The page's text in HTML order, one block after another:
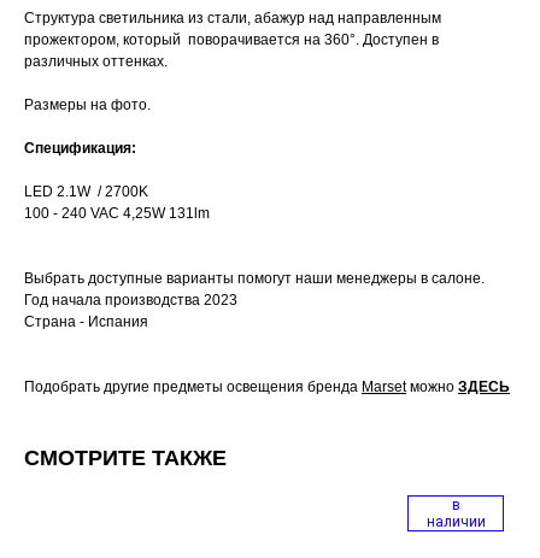
Структура светильника из стали, абажур над направленным
прожектором, который поворачивается на 360°. Доступен в
различных оттенках.
Размеры на фото.
Спецификация:
LED 2.1W / 2700K
100 - 240 VAC 4,25W 131lm
Выбрать доступные варианты помогут наши менеджеры в салоне.
Год начала производства 2023
Страна - Испания
Подобрать другие предметы освещения бренда Marsetможно ЗДЕСЬ
СМОТРИТЕ ТАКЖЕ
в
наличии